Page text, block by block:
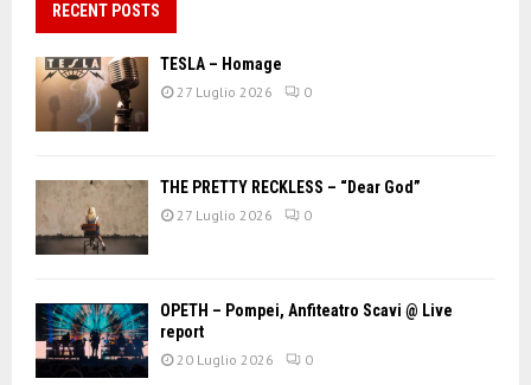
RECENT POSTS
TESLA – Homage
27 Luglio 2026 0
THE PRETTY RECKLESS – “Dear God”
27 Luglio 2026 0
OPETH – Pompei, Anfiteatro Scavi @ Live
report
20 Luglio 2026 0